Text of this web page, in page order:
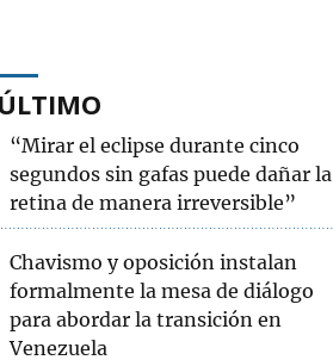
“Mirar el eclipse durante cinco
segundos sin gafas puede dañar la
retina de manera irreversible”
Chavismo y oposición instalan
formalmente la mesa de diálogo
para abordar la transición en
Venezuela